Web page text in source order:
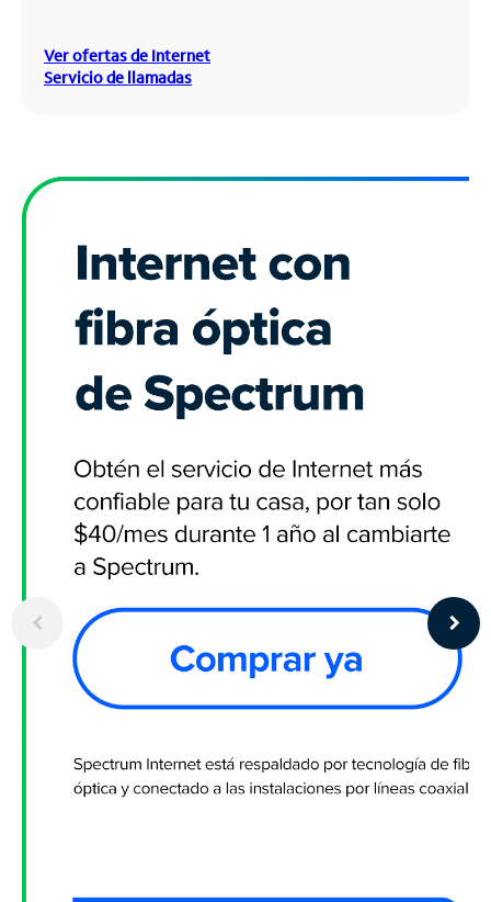
Ver ofertas de Internet
Servicio de llamadas